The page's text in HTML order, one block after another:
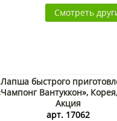
Смотреть
Лапша быстрого
Вантуккон»,
Акция
арт. 17062